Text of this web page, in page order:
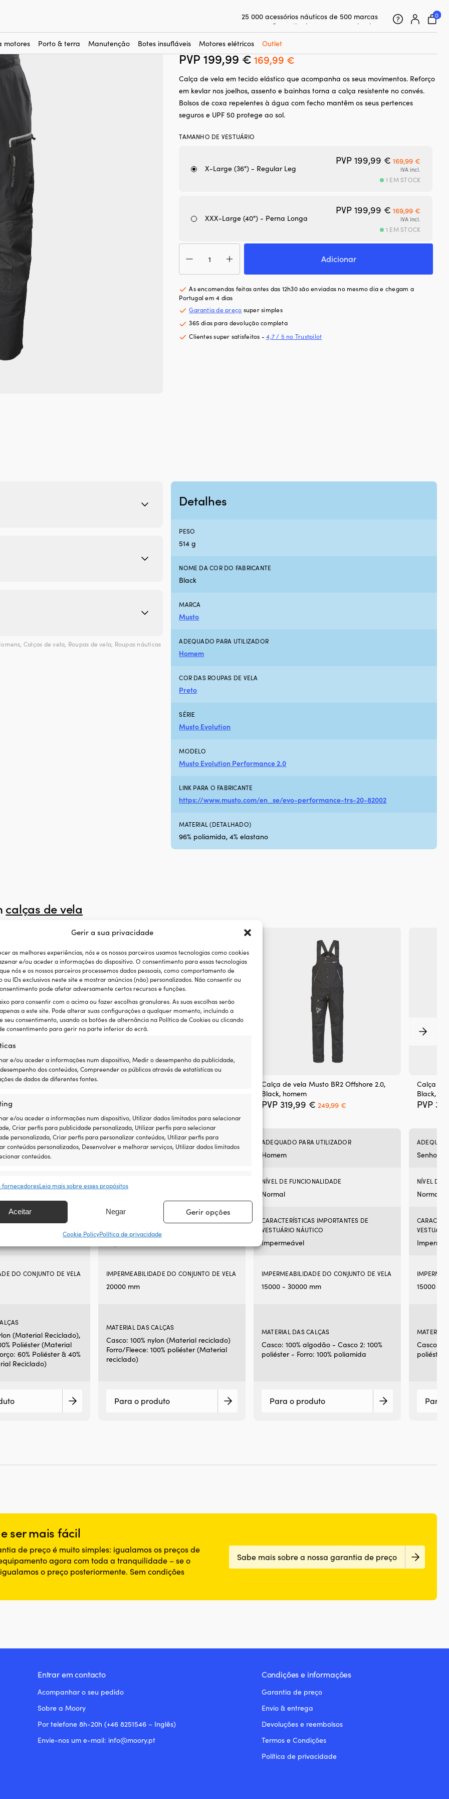
Gerir a sua privacidade
as melhores experiências, nós e os nossos parceiros usamos tecnologias como cookies
e/ou aceder a informações do dispositivo. O consentimento para essas tecnologias
nós e os nossos parceiros processemos dados pessoais, como comportamento de
ou IDs exclusivos neste site e mostrar anúncios (não) personalizados. Não consentir ou
pode afetar adversamente certos recursos e funções.
para consentir com o acima ou fazer escolhas granulares. As suas escolhas serão
a este site. Pode alterar suas configurações a qualquer momento, incluindo a
seu consentimento, usando os botões de alternância na Política de Cookies ou clicando
consentimento para gerir na parte inferior do ecrã.
e/ou aceder a informações num dispositivo, Medir o desempenho da publicidade,
dos conteúdos, Compreender os públicos através de estatísticas ou
de dados de diferentes fontes.
e/ou aceder a informações num dispositivo, Utilizar dados limitados para selecionar
Criar perfis para publicidade personalizada, Utilizar perfis para selecionar
personalizada, Criar perfis para personalizar conteúdos, Utilizar perfis para
conteúdos personalizados, Desenvolver e melhorar serviços, Utilizar dados limitados
conteúdos.
diferentes, Identificar dispositivos com base em informações
automaticamente.
a segurança, evitar e detectar a fraude, e corrigir erros,
e apresentar publicidade e conteúdos, Guardar e
Sempre ativo
fornecedoresLeia mais sobre esses propósitos
Aceitar Negar Gerir opções
Cookie PolicyPolítica de privacidade
25 000 acessórios náuticos de 500 marcas
0
motores Porto & terra Manutenção Botes insufláveis Motores elétricos Outlet
(1)
Calça de vela sem suspensórios Musto
Evolution Performance 2.0, Black, homens
PVP199,99€O
original
era:
199,99 €.
169,99 €O
atual
é:
Calça de vela em tecido elástico que acompanha os seus movimentos. Reforço
em kevlar nos joelhos, assento e bainhas torna a calça resistente no convés.
Bolsos de coxa repelentes à água com fecho mantêm os seus pertences
seguros e UPF 50 protege ao sol.
TAMANHO DE VESTUÁRIO
X-Large (36") - Regular Leg
PVP199,99 € O preço
169,99€
IVA incl.
1 EM STOCK
XXX-Large (40") - Perna Longa
PVP199,99 € O preço
169,99€
IVA incl.
1 EM STOCK
Quantidade
de
de
vela
sem
suspensórios
Musto
Evolution
Performance
2.0,
Adicionar
As encomendas feitas antes das 12h30 são enviadas no mesmo dia e chegam a
Portugal em 4 dias
Garantia de preço super simples
365 dias para devolução completa
Clientes super satisfeitos -4,7 / 5 no Trustpilot
, Calças de vela, Roupas de vela, Roupas náuticas
Detalhes
PESO
514 g
NOME DA COR DO FABRICANTE
Black
MARCA
Musto
ADEQUADO PARA UTILIZADOR
Homem
COR DAS ROUPAS DE VELA
Preto
SÉRIE
Musto Evolution
MODELO
Musto Evolution Performance 2.0
LINK PARA O FABRICANTE
https://www.musto.com/en_se/evo-performance-trs-20-82002
MATERIAL (DETALHADO)
96% poliamida, 4% elastano
calças de vela
OS2 Offshore
O
original
era:
319,99 €.
desde
atual
é:
desde
249,99 €.
original
era:
319,99 €.
atual
é:
desde
249,99 €.
Calça de vela Musto BR2 Offshore 2.0,
Black, homem
PVP 319,99 € O
preço
319,99 €.
249,99 €
249,99 €.
Calça de
Black,
PVP
UTILIZADOR ADEQUADO PARA UTILIZADOR ADEQUADO PARA UTILIZADOR
Homem Senhora
NÍVEL DE FUNCIONALIDADE
Normal
NÍVEL DE
Normal
IMPORTANTES DE
CARACTERÍSTICAS IMPORTANTES DE
VESTUÁRIO NÁUTICO
CARACTERÍSTICAS IMPORTANTES DE
VESTUÁRIO NÁUTICO
Impermeável
DO CONJUNTO DE VELA IMPERMEABILIDADE DO CONJUNTO DE VELA
20000 mm
IMPERMEABILIDADE DO CONJUNTO DE VELA
15000 - 30000 mm 15000 -
(Material Reciclado),
Poliéster (Material
60% Poliéster & 40%
Reciclado)
MATERIAL DAS CALÇAS
Casco: 100% nylon (Material reciclado)
Forro/Fleece: 100% poliéster (Material
reciclado)
MATERIAL DAS CALÇAS
Casco: 100% algodão - Casco 2: 100%
poliéster - Forro: 100% poliamida
MATERIAL
Casco:
poliéster
Para o produto Para o produto Para
ser mais fácil
de preço é muito simples: igualamos os preços de
agora com toda a tranquilidade – se o
o preço posteriormente. Sem condições
Sabe mais sobre a nossa garantia de preço
Entrar em contacto
Acompanhar o seu pedido
Sobre a Moory
Por telefone 8h-20h (+46 8251546 – Inglês)
Envie-nos um e-mail: info@moory.pt
Condições e informações
Garantia de preço
Envio & entrega
Devoluções e reembolsos
Termos e Condições
Política de privacidade